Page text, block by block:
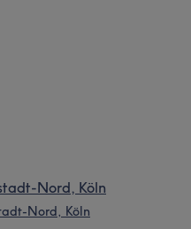
Nord, Köln
Nord, Köln